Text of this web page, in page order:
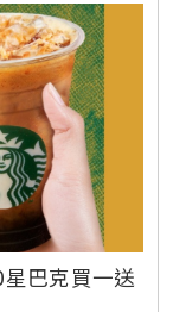
世空間。在這
遠離塵囂的寧
巴克買一送